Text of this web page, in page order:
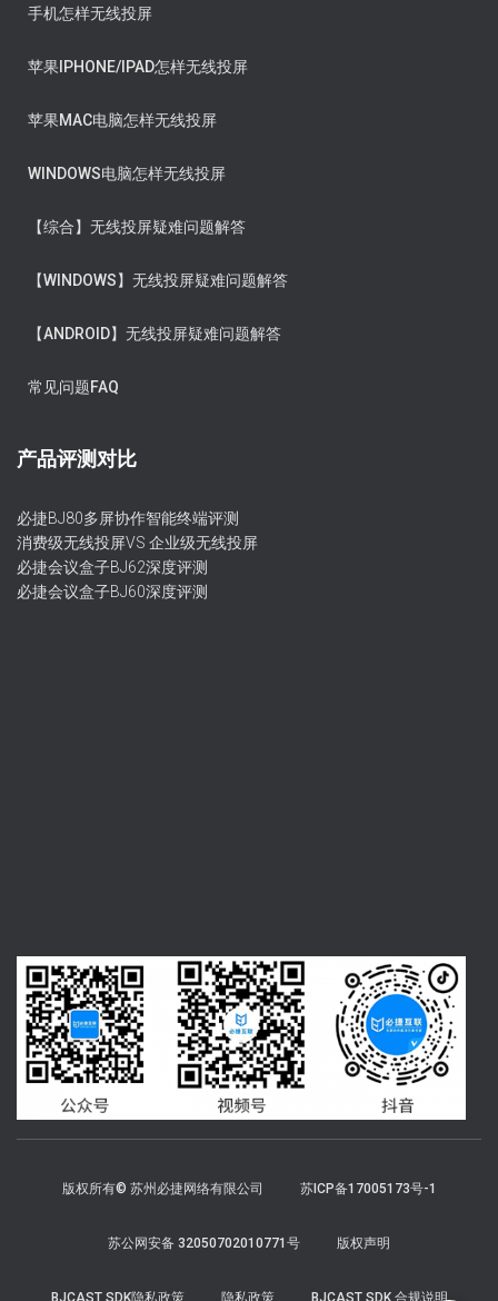
手机怎样无线投屏
苹果IPHONE/IPAD怎样无线投屏
苹果MAC电脑怎样无线投屏
WINDOWS电脑怎样无线投屏
【综合】无线投屏疑难问题解答
【WINDOWS】无线投屏疑难问题解答
【ANDROID】无线投屏疑难问题解答
常见问题FAQ
产品评测对比
必捷BJ80多屏协作智能终端评测
消费级无线投屏VS 企业级无线投屏
必捷会议盒子BJ62深度评测
必捷会议盒子BJ60深度评测
版权所有© 苏州必捷网络有限公司 苏ICP备17005173号-1
苏公网安备 32050702010771号 版权声明
BJCAST SDK隐私政策 隐私政策 BJCAST SDK 合规说明